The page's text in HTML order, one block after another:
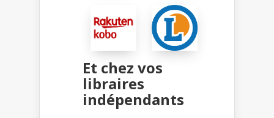
Et chez vos
libraires
indépendants